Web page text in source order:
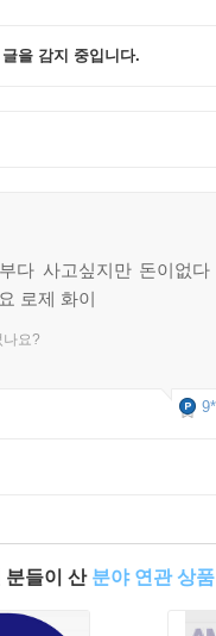
을 감지 중입니다.
다 사고싶지만 돈이없다
로제 화이
나요?
분들이 산 분야 연관 상품